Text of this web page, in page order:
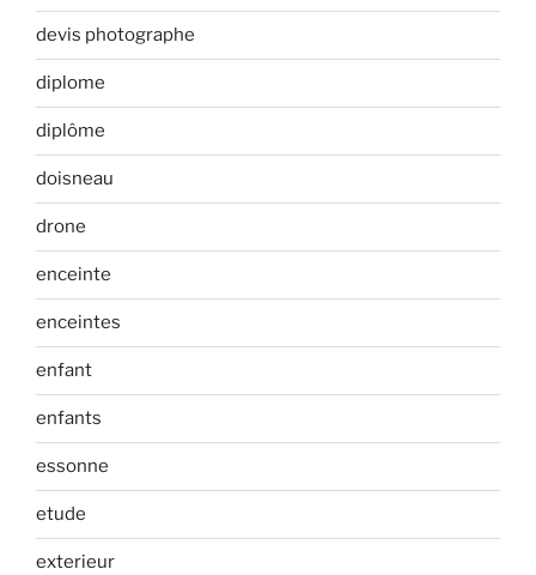
devis photographe
diplome
diplôme
doisneau
drone
enceinte
enceintes
enfant
enfants
essonne
etude
exterieur